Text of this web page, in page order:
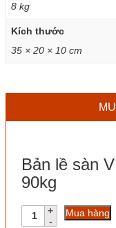
8 kg
Kích thước
35 × 20 × 10 cm
Bản lề sàn
90kg
Bản
Mua hàng